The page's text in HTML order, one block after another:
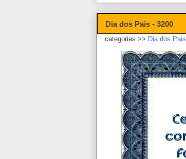
Dia dos Pais - 3200
categorias >> Dia dos Pais